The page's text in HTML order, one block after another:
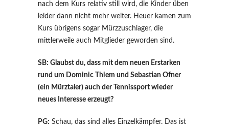
nach dem Kurs relativ still wird, die Kinder üben
leider dann nicht mehr weiter. Heuer kamen zum
Kurs übrigens sogar Mürzzuschlager, die
mittlerweile auch Mitglieder geworden sind.
SB: Glaubst du, dass mit dem neuen Erstarken
rund um Dominic Thiem und Sebastian Ofner
(ein Mürztaler) auch der Tennissport wieder
neues Interesse erzeugt?
PG: Schau, das sind alles Einzelkämpfer. Das ist